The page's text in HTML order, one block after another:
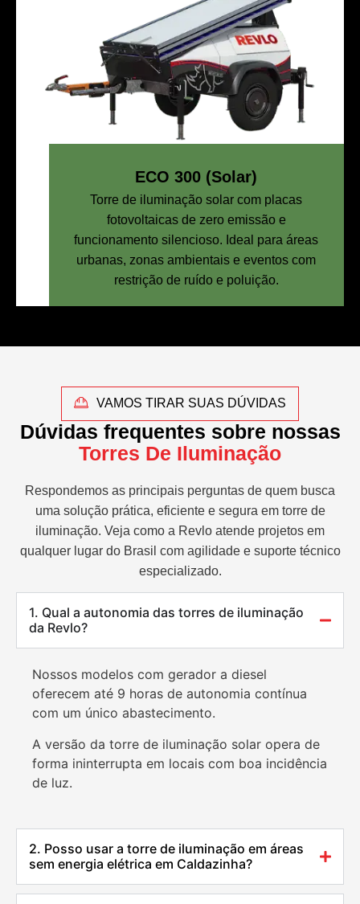
ECO 300 (Solar)
Torre de iluminação solar com placas
fotovoltaicas de zero emissão e
funcionamento silencioso. Ideal para áreas
urbanas, zonas ambientais e eventos com
restrição de ruído e poluição.
VAMOS TIRAR SUAS DÚVIDAS
Dúvidas frequentes sobre nossas
Torres De Iluminação
Respondemos as principais perguntas de quem busca
uma solução prática, eficiente e segura em torre de
iluminação. Veja como a Revlo atende projetos em
qualquer lugar do Brasil com agilidade e suporte técnico
especializado.
1. Qual a autonomia das torres de iluminação
da Revlo?
Nossos modelos com gerador a diesel
oferecem até 9 horas de autonomia contínua
com um único abastecimento.
A versão da torre de iluminação solar opera de
forma ininterrupta em locais com boa incidência
de luz.
2. Posso usar a torre de iluminação em áreas
sem energia elétrica em Caldazinha?